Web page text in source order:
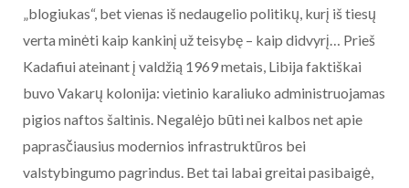
„blogiukas“, bet vienas iš nedaugelio politikų, kurį iš tiesų
verta minėti kaip kankinį už teisybę – kaip didvyrį… Prieš
Kadafiui ateinant į valdžią 1969 metais, Libija faktiškai
buvo Vakarų kolonija: vietinio karaliuko administruojamas
pigios naftos šaltinis. Negalėjo būti nei kalbos net apie
paprasčiausius modernios infrastruktūros bei
valstybingumo pagrindus. Bet tai labai greitai pasibaigė,